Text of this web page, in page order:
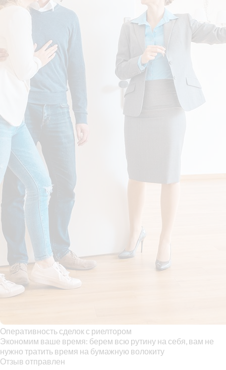
Оперативность сделок с риелтором
Экономим ваше время: берем всю рутину на себя, вам не
нужно тратить время на бумажную волокиту
Отзыв отправлен